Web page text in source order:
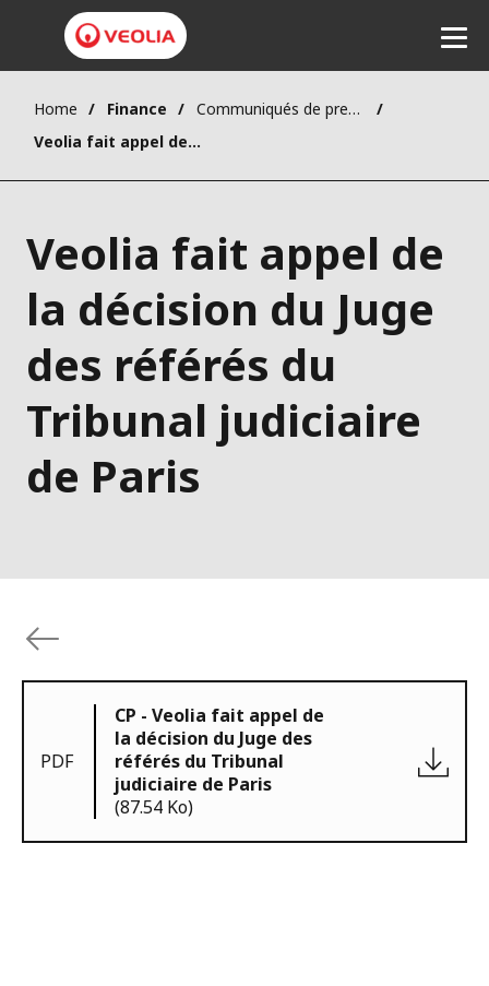
Home Finance
Communiqués de presse
Veolia fait appel de la décision du Juge des référés du Tribunal judiciaire de Paris
Veolia fait appel de
la décision du Juge
des référés du
Tribunal judiciaire
de Paris
PDF
CP - Veolia fait appel de
la décision du Juge des
référés du Tribunal
judiciaire de Paris
(87.54 Ko)